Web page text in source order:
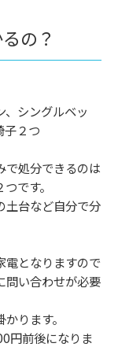
の？
シングルベッ
子２つ
で処分できるのは
です。
土台など自分で分
電となりますので
問い合わせが必要
ります。
円前後になりま